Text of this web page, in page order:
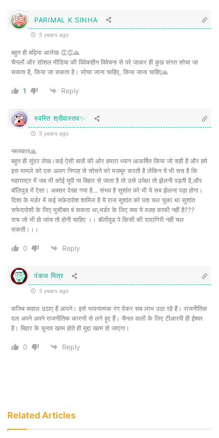
सफेदपोश ऐसी नादानी क्यों करेगा कि अपने हाथों ही
या अपनी हाजिरी में ही अपने मकसद को अंजाम देगा
बेवकूफ हैं? क्या कहते हो जनता भाई? लानत है ! चुप
ही रहोगे?
मर्डर बिना मकसद नहीं किया जाता। हलाल हमेशा
लाभ के लिए किया जाता है। मर्डर केस की छानबीन
में जांच ऐजेंसी इसी बात पर नजर रखती है कि हत्या
से किसको लाभ मिल सकता है। सवाल यह बनता है
कि सुशांत की हत्या से किसे लाभ मिल सकता था?
यहाँ तक पहुंचने के लिए यह जानना जरूरी है कि
सुशांत के पास ऐसा क्या था, जिसके लिए उसकी हत्या
की जाए? या सुशांत ऐसे क्या तोप थे कि उन्हें रास्ते से
पूछते हो जनता भाई?
हुए थे। उन्होंने अभी ऐसा कोई तीर भी नहीं मारा था
PARIMAL K SINHA
5 years ago
बहुत ही बढ़िया आलेख 👏👏🙏
चैनलों और सोशल मीडिया की विवेकहीन विवेचना से परे जाकर ही कुछ संगत सोचा जा
सकता है, किया जा सकता है। सोचा जाना चाहिए, किया जाना चाहिए🙏
1 Reply
स्वस्ति श्रीवास्तव✨
5 years ago
नमस्कार🙏
बहुत ही सुंदर लेख।कई ऐसी बातों की ओर हमारा ध्यान आकर्षित किया जो सही है और हमे
इस मामले को एक अलग निगाह से सोचने को मजबूर करती है लेकिन ये भी सच है कि
महाराष्ट्र में जब भी कोई यूपी या बिहार से जाता है तो उसे उपेक्षा तो झेलनी पड़ती है,और
बॉलिवुड में ऐसा। अक्सर देखा गया है… संभव है सुशांत को भी ये सब झेलना पड़ा होगा।
दिशा के मर्डर में कई सफ़ेदपोश शामिल है ये राज सुशांत को पता चल चुका था सुशांत
सफेदपोशों के लिए मुसीबत बं सकता था,मर्डर के लिए क्या ये वज़ह काफी नहीं है???
सच जो भी हो जांच तो होनी चाहिए ।। बॉलीवुड पे किसी की दादागिरी नहीं चल
सकती।।।
0 Reply
पंकज मित्र
5 years ago
वाजिब सवाल उठाए हैं आपने। इसे भावनात्मक रंग देकर सब लाभ उठा रहे हैं। राजनीतिक
दल अपने अपने राजनीतिक कारणों से लगे हुए हैं। चैनल वालों के लिए टीआरपी ही ईश्वर
है। बिहार के चुनाव खत्म होते ही मुद्दा खत्म हो जाएगा।
0 Reply
Related Articles